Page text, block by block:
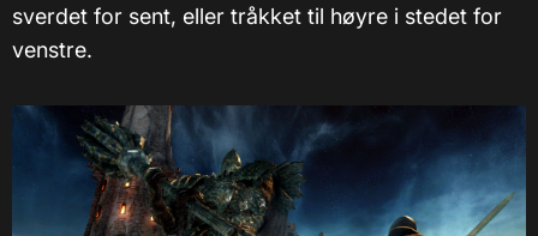
sverdet for sent, eller tråkket til høyre i stedet for
venstre.